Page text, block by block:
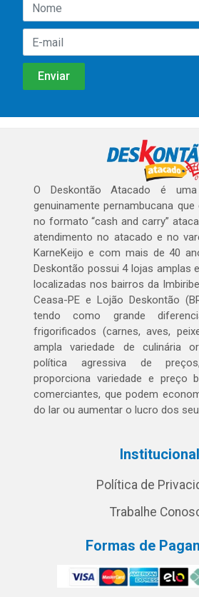
O Deskontão Atacado é
genuinamente pernambucana
no formato “cash and carry”
atendimento no atacado e no
KarneKeijo e com mais de 40
Deskontão possui 4 lojas amplas
localizadas nos bairros da
Ceasa-PE e Lojão Deskontão
tendo como grande
frigorificados (carnes, aves,
ampla variedade de culinária
política agressiva de
proporciona variedade e preço
comerciantes, que podem
do lar ou aumentar o lucro dos
Institucional
Política de
Trabalhe
Formas de